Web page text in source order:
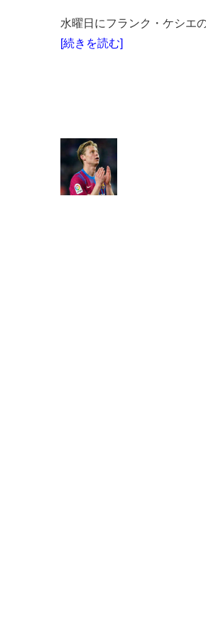
水曜日にフランク・ケシエ
[続きを読む]